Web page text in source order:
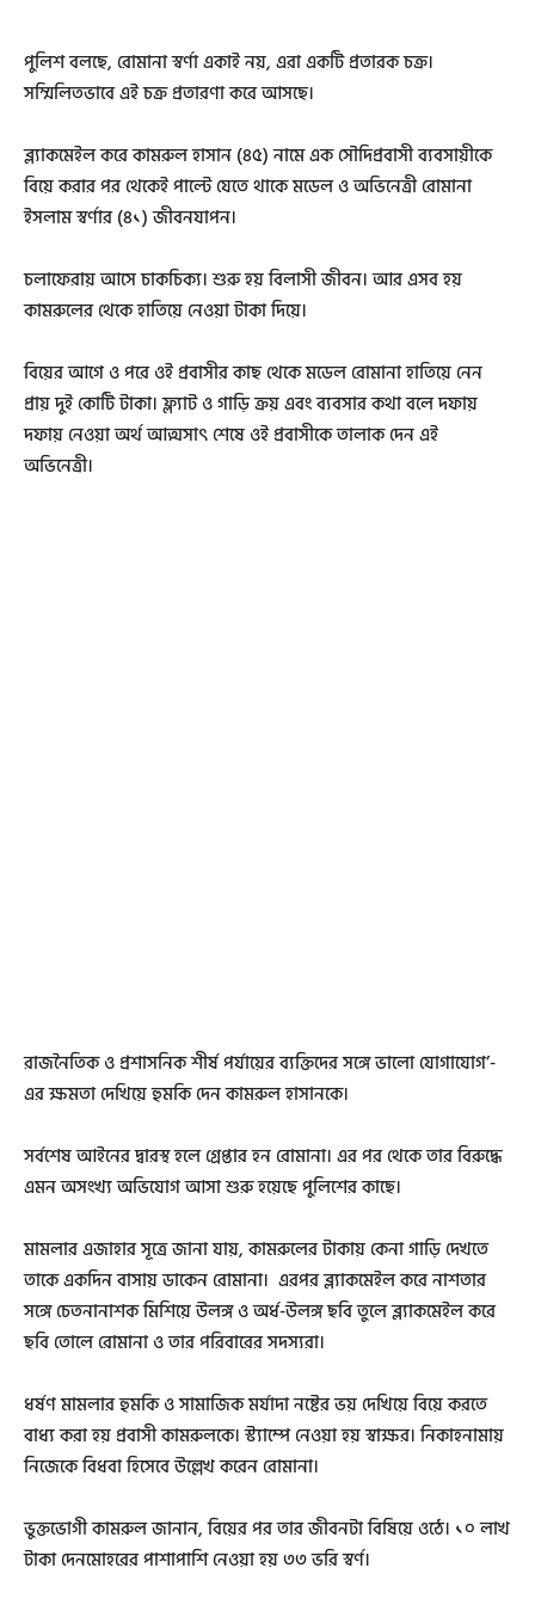
পুলিশ বলছে, রোমানা স্বর্ণা একাই নয়, এরা একটি প্রতারক চক্র।
সম্মিলিতভাবে এই চক্র প্রতারণা করে আসছে।
ব্ল্যাকমেইল করে কামরুল হাসান (৪৫) নামে এক সৌদিপ্রবাসী ব্যবসায়ীকে
বিয়ে করার পর থেকেই পাল্টে যেতে থাকে মডেল ও অভিনেত্রী রোমানা
ইসলাম স্বর্ণার (৪১) জীবনযাপন।
চলাফেরায় আসে চাকচিক্য। শুরু হয় বিলাসী জীবন। আর এসব হয়
কামরুলের থেকে হাতিয়ে নেওয়া টাকা দিয়ে।
বিয়ের আগে ও পরে ওই প্রবাসীর কাছ থেকে মডেল রোমানা হাতিয়ে নেন
প্রায় দুই কোটি টাকা। ফ্ল্যাট ও গাড়ি ক্রয় এবং ব্যবসার কথা বলে দফায়
দফায় নেওয়া অর্থ আত্মসাৎ শেষে ওই প্রবাসীকে তালাক দেন এই
অভিনেত্রী।
রাজনৈতিক ও প্রশাসনিক শীর্ষ পর্যায়ের ব্যক্তিদের সঙ্গে ভালো যোগাযোগ’-
এর ক্ষমতা দেখিয়ে হুমকি দেন কামরুল হাসানকে।
সর্বশেষ আইনের দ্বারস্থ হলে গ্রেপ্তার হন রোমানা। এর পর থেকে তার বিরুদ্ধে
এমন অসংখ্য অভিযোগ আসা শুরু হয়েছে পুলিশের কাছে।
মামলার এজাহার সূত্রে জানা যায়, কামরুলের টাকায় কেনা গাড়ি দেখতে
তাকে একদিন বাসায় ডাকেন রোমানা। এরপর ব্ল্যাকমেইল করে নাশতার
সঙ্গে চেতনানাশক মিশিয়ে উলঙ্গ ও অর্ধ-উলঙ্গ ছবি তুলে ব্ল্যাকমেইল করে
ছবি তোলে রোমানা ও তার পরিবারের সদস্যরা।
ধর্ষণ মামলার হুমকি ও সামাজিক মর্যাদা নষ্টের ভয় দেখিয়ে বিয়ে করতে
বাধ্য করা হয় প্রবাসী কামরুলকে। স্ট্যাম্পে নেওয়া হয় স্বাক্ষর। নিকাহনামায়
নিজেকে বিধবা হিসেবে উল্লেখ করেন রোমানা।
ভুক্তভোগী কামরুল জানান, বিয়ের পর তার জীবনটা বিষিয়ে ওঠে। ১০ লাখ
টাকা দেনমোহরের পাশাপাশি নেওয়া হয় ৩৩ ভরি স্বর্ণ।